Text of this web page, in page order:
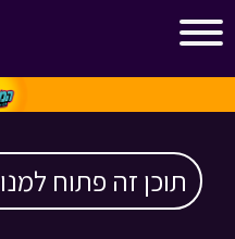
תוכן זה פתוח